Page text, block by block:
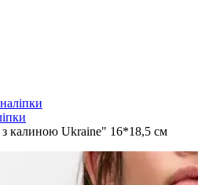
калиною Ukraine" 16*18,5 см